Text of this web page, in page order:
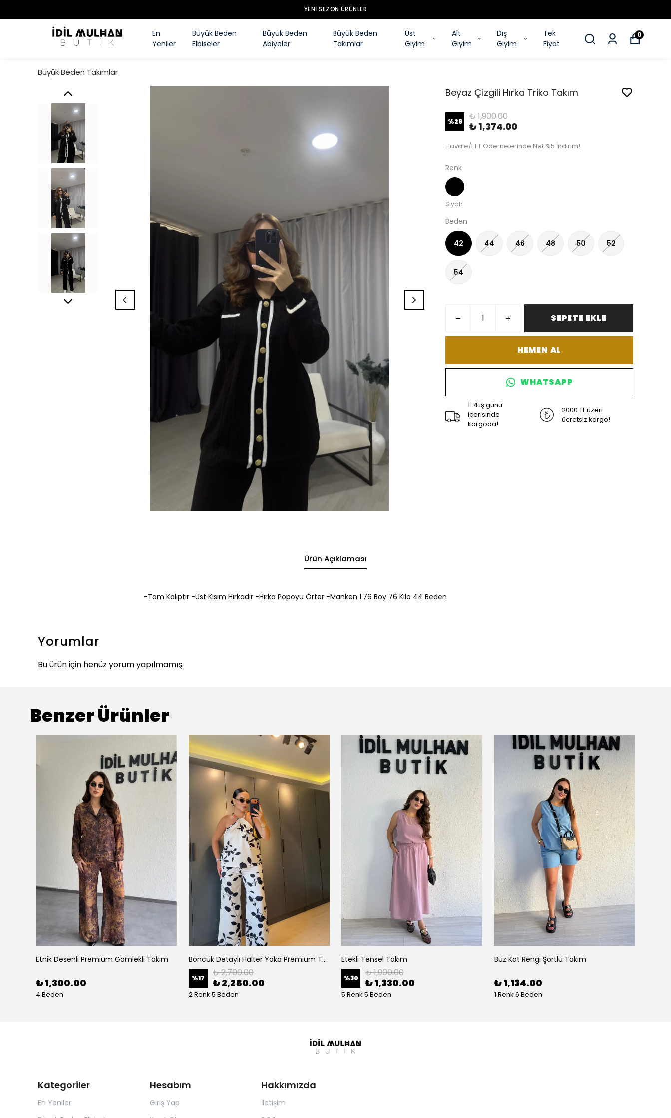
YENI SEZON ÜRÜNLER
En
Yeniler
Büyük Beden
Elbiseler
Büyük Beden
Abiyeler
Büyük Beden
Takımlar
Üst
Giyim
Alt
Giyim
Dış
Giyim
Tek
Fiyat
0
Büyük Beden Takımlar
Beyaz Çizgili Hırka Triko Takım
%28 ₺ 1,900.00
₺ 1,374.00
Havale/EFT Ödemelerinde Net %5 İndirim!
Renk
Siyah
Beden
42 44 46 48 50 52
54
SEPETE EKLE
HEMEN AL
WHATSAPP
1-4 iş günü
içerisinde
kargoda!
2000 TL üzeri
ücretsiz kargo!
Ürün Açıklaması
-Tam Kalıptır -Üst Kısım Hırkadır -Hırka Popoyu Örter -Manken 1.76 Boy 76 Kilo 44 Beden
Yorumlar
Bu ürün için henüz yorum yapılmamış.
Benzer Ürünler
Etnik Desenli Premium Gömlekli Takım
₺ 1,300.00
4 Beden
Boncuk Detaylı Halter Yaka Premium Takım
%17 ₺ 2,700.00
₺ 2,250.00
2 Renk 5 Beden
Etekli Tensel Takım
%30 ₺ 1,900.00
₺ 1,330.00
5 Renk 5 Beden
Buz Kot Rengi Şortlu Takım
₺ 1,134.00
1 Renk 6 Beden
Kategoriler
En Yeniler
Hesabım
Giriş Yap
Hakkımızda
İletişim